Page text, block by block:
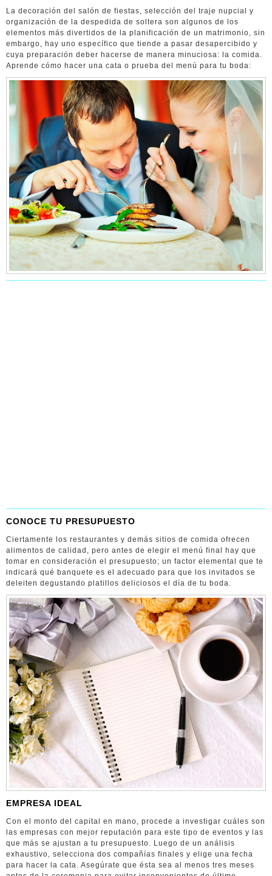
La decoración del salón de fiestas, selección del traje nupcial y
organización de la despedida de soltera son algunos de los
elementos más divertidos de la planificación de un matrimonio, sin
embargo, hay uno específico que tiende a pasar desapercibido y
cuya preparación deber hacerse de manera minuciosa: la comida.
Aprende cómo hacer una cata o prueba del menú para tu boda:
CONOCE TU PRESUPUESTO
Ciertamente los restaurantes y demás sitios de comida ofrecen
alimentos de calidad, pero antes de elegir el menú final hay que
tomar en consideración el presupuesto; un factor elemental que te
indicará qué banquete es el adecuado para que los invitados se
deleiten degustando platillos deliciosos el día de tu boda.
EMPRESA IDEAL
Con el monto del capital en mano, procede a investigar cuáles son
las empresas con mejor reputación para este tipo de eventos y las
que más se ajustan a tu presupuesto. Luego de un análisis
exhaustivo, selecciona dos compañías finales y elige una fecha
para hacer la cata. Asegúrate que ésta sea al menos tres meses